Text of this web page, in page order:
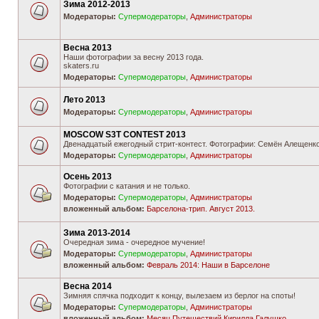
Зима 2012-2013
Модераторы: Супермодераторы Администраторы
Весна 2013
Наши фотографии за весну 2013 года.
skaters.ru
Модераторы: Супермодераторы Администраторы
Лето 2013
Модераторы: Супермодераторы Администраторы
MOSCOW S3T CONTEST 2013
Двенадцатый ежегодный стрит-контест. Фотографии: Семён
Модераторы: Супермодераторы Администраторы
Осень 2013
Фотографии с катания и не только.
Модераторы: Супермодераторы Администраторы
вложенный альбом: Барселона-трип. Август 2013.
Зима 2013-2014
Очередная зима - очередное мучение!
Модераторы: Супермодераторы Администраторы
вложенный альбом: Февраль 2014: Наши в Барселоне
Весна 2014
Зимняя спячка подходит к концу, вылезаем из берлог на споты!
Модераторы: Супермодераторы Администраторы